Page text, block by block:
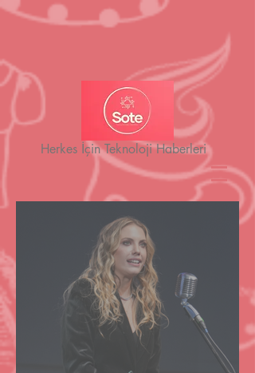
Herkes İçin Teknoloji Haberleri